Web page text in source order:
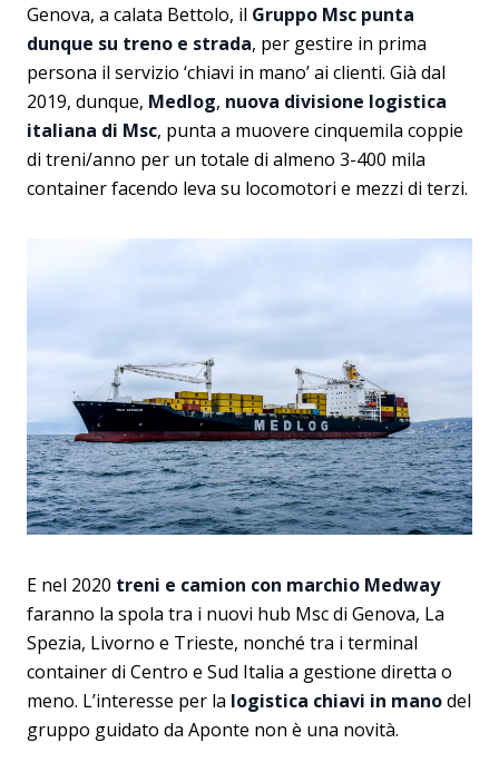
Genova, a calata Bettolo, il Gruppo Msc punta
dunque su treno e strada, per gestire in prima
persona il servizio ‘chiavi in mano’ ai clienti. Già dal
2019, dunque, Medlog, nuova divisione logistica
italiana di Msc, punta a muovere cinquemila coppie
di treni/anno per un totale di almeno 3-400 mila
container facendo leva su locomotori e mezzi di terzi.
E nel 2020 treni e camion con marchio Medway
faranno la spola tra i nuovi hub Msc di Genova, La
Spezia, Livorno e Trieste, nonché tra i terminal
container di Centro e Sud Italia a gestione diretta o
meno. L’interesse per la logistica chiavi in manodel
gruppo guidato da Aponte non è una novità.